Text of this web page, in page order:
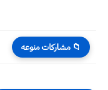
📁 مشاركات منوعه